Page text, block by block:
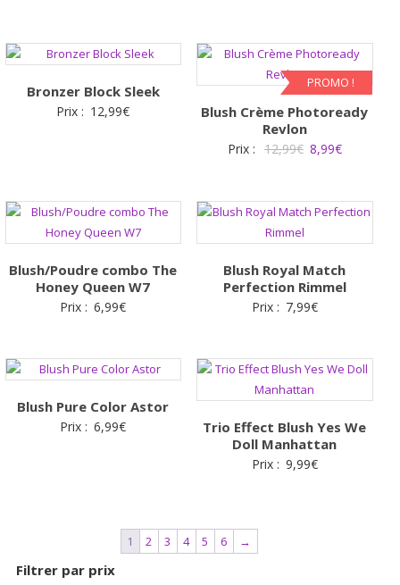
Bronzer Block Sleek
Prix : 12,99€
PROMO !
Blush Crème Photoready
Revlon
Prix : 12,99€ Le
était :
8,99€Le
est :
Blush/Poudre combo The
Honey Queen W7
Prix : 6,99€
Blush Royal Match
Perfection Rimmel
Prix : 7,99€
Blush Pure Color Astor
Prix : 6,99€
Trio Effect Blush Yes We
Doll Manhattan
Prix : 9,99€
1 2 3 4 5 6 →
Filtrer par prix